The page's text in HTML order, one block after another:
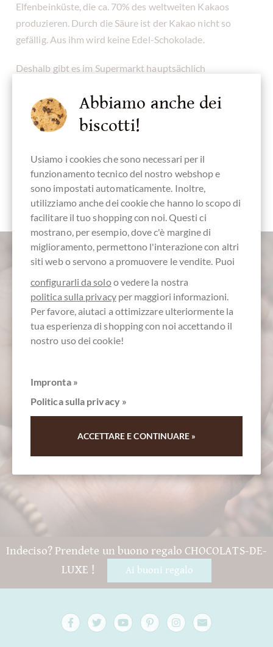
Elfenbeinküste, die ca. 70% des weltweiten Kakaos
produzieren. Durch die Säure ist der Kakao nicht so
gefällig. Aus ihm wird keine Edel-Schokolade.
Deshalb gibt es im Supermarkt hauptsächlich
Fehlnoten durch Milchpulver, Zucker und Vanille
kaschiert wird. Die Schokolade schmeckt schokoladig-
karamellig-vanillig, läßt jedoch andere mögliche Noten
+49 - 511 - 90 88 99 84
Indeciso? Prendete un buono regalo CHOCOLATS-DE-
LUXE !
Ai buoni regalo
Abbiamo anche dei
biscotti!
Usiamo i cookies che sono necessari per il
funzionamento tecnico del nostro webshop e
sono impostati automaticamente. Inoltre,
utilizziamo anche dei cookie che hanno lo scopo di
facilitare il tuo shopping con noi. Questi ci
mostrano, per esempio, dove c'è margine di
miglioramento, permettono l'interazione con altri
siti web o servono a promuovere le vendite. Puoi
configurarli da soloo vedere la nostra
politica sulla privacyper maggiori informazioni.
Per favore, aiutaci a ottimizzare ulteriormente la
tua esperienza di shopping con noi accettando il
nostro uso dei cookie!
Impronta »
Politica sulla privacy »
ACCETTARE E CONTINUARE »